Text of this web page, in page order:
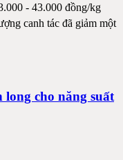
- 43.000 đồng/kg
canh tác đã giảm một
cho năng suất